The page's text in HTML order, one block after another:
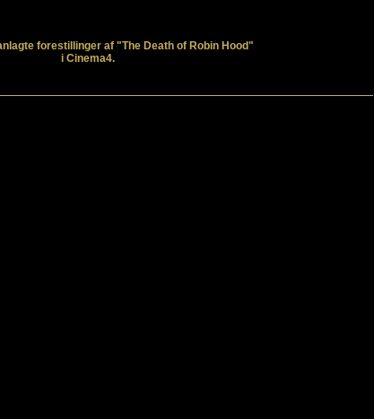
forestillinger af "The Death of Robin Hood"
i Cinema4.